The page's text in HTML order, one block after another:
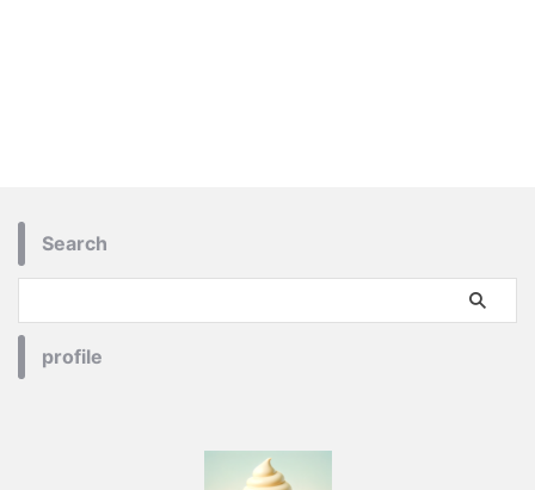
Search
profile